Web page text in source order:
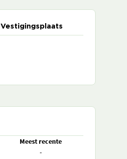
Vestigingsplaats
Meest recente
-